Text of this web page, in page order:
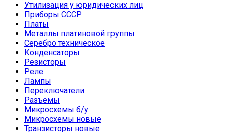
Утилизация у юридических лиц
Приборы СССР
Платы
Металлы платиновой группы
Серебро техническое
Конденсаторы
Резисторы
Реле
Лампы
Переключатели
Разъемы
Микросхемы б/у
Микросхемы новые
Транзисторы новые